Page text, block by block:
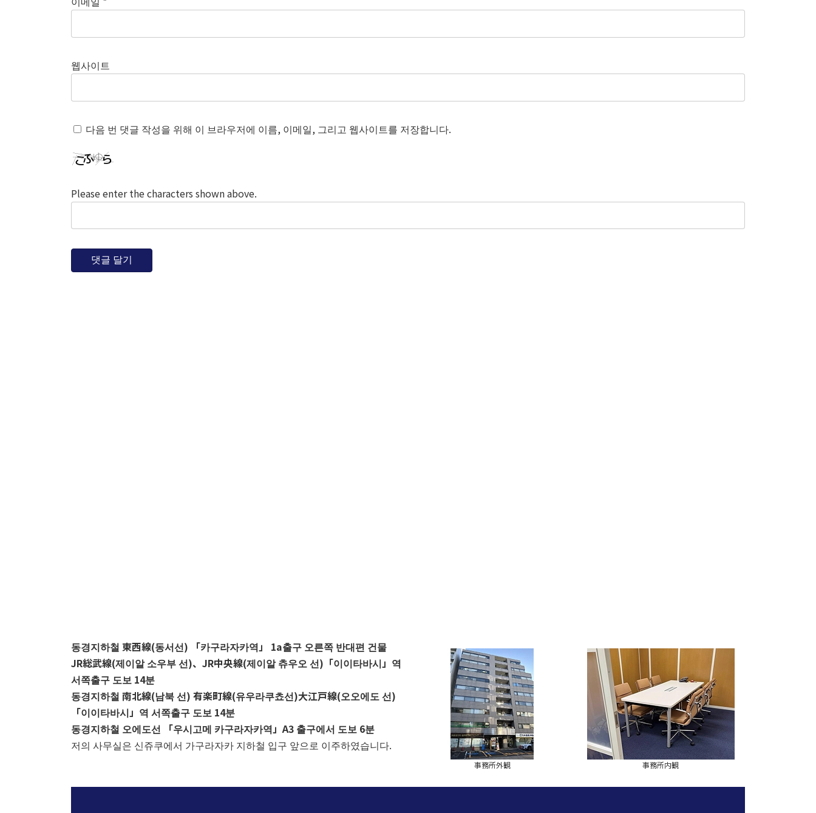
웹사이트
다음 번 댓글 작성을 위해 이 브라우저에 이름, 이메일, 그리고 웹사이트를 저장합니다.
Please enter the characters shown above.
동경지하철 東西線(동서선) 「카구라자카역」 1a출구 오른쪽 반대편 건물
JR総武線(제이알 소우부 선)、 JR中央線(제이알 츄우오 선)「이이타바시」역
서쪽출구 도보 14분
동경지하철 南北線(남북 선) 有楽町線(유우라쿠쵸선)大江戸線(오오에도 선)
「이이타바시」역 서쪽출구 도보 14분
동경지하철 오에도선 「우시고메 카구라자카역」A3 출구에서 도보 6분
저의 사무실은 신쥬쿠에서 가구라자카 지하철 입구 앞으로 이주하였습니다.
事務所外観 事務所内観